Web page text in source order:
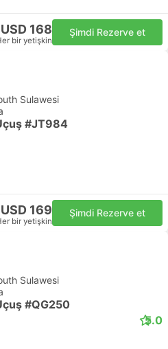
USD 168
bir yetişkin
Şimdi Rezerve et
Sulawesi
#JT984
USD 169
bir yetişkin
Şimdi Rezerve et
Sulawesi
#QG250
5.0